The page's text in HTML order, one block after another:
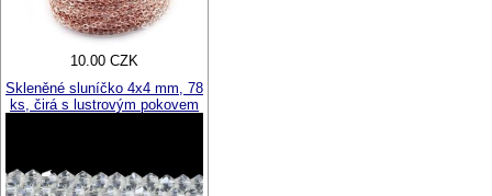
10.00 CZK
Skleněné sluníčko 4x4 mm, 78
ks, čirá s lustrovým pokovem